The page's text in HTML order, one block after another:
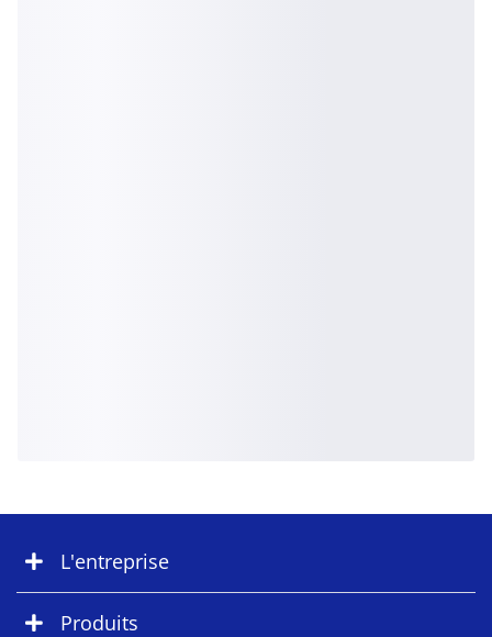
L'entreprise
Produits